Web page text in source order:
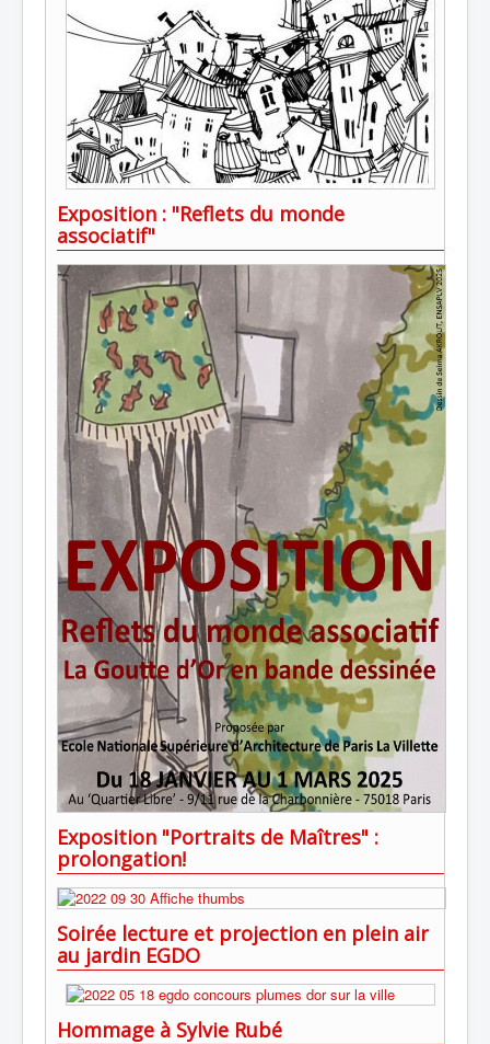
Exposition : "Reflets du monde
associatif"
Exposition "Portraits de Maîtres" :
prolongation!
Soirée lecture et projection en plein air
au jardin EGDO
Hommage à Sylvie Rubé